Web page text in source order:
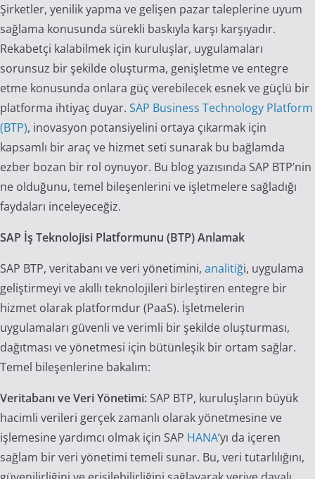
Şirketler, yenilik yapma ve gelişen pazar taleplerine uyum
sağlama konusunda sürekli baskıyla karşı karşıyadır.
Rekabetçi kalabilmek için kuruluşlar, uygulamaları
sorunsuz bir şekilde oluşturma, genişletme ve entegre
etme konusunda onlara güç verebilecek esnek ve güçlü bir
platforma ihtiyaç duyar. SAP Business Technology Platform
(BTP), inovasyon potansiyelini ortaya çıkarmak için
kapsamlı bir araç ve hizmet seti sunarak bu bağlamda
ezber bozan bir rol oynuyor. Bu blog yazısında SAP BTP’nin
ne olduğunu, temel bileşenlerini ve işletmelere sağladığı
faydaları inceleyeceğiz.
SAP İş Teknolojisi Platformunu (BTP) Anlamak
SAP BTP, veritabanı ve veri yönetimini, analitiği, uygulama
geliştirmeyi ve akıllı teknolojileri birleştiren entegre bir
hizmet olarak platformdur (PaaS). İşletmelerin
uygulamaları güvenli ve verimli bir şekilde oluşturması,
dağıtması ve yönetmesi için bütünleşik bir ortam sağlar.
Temel bileşenlerine bakalım:
Veritabanı ve Veri Yönetimi: SAP BTP, kuruluşların büyük
hacimli verileri gerçek zamanlı olarak yönetmesine ve
işlemesine yardımcı olmak için SAP HANA‘yı da içeren
sağlam bir veri yönetimi temeli sunar. Bu, veri tutarlılığını,